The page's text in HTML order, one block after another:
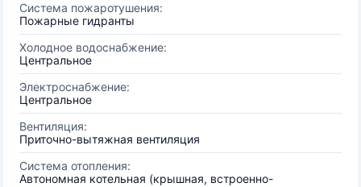
Система пожаротушения:
Пожарные гидранты
Холодное водоснабжение:
Центральное
Электроснабжение:
Центральное
Вентиляция:
Приточно-вытяжная вентиляция
Система отопления:
Автономная котельная (крышная, встроенно-